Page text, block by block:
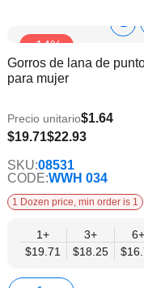
-14%
Gorros de lana de
para mujer
$19.71$22.93
$16.79
Precio unitario$1.64
CODE:WWH 034
SKU:08531
1 Dozen price, min order is 1
1+
$19.71
3+
$18.25
6+